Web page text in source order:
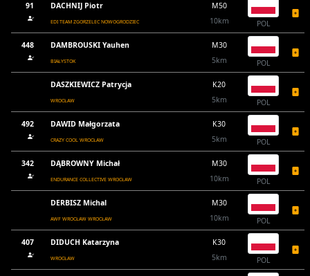
91 DACHNIJ Piotr
EDI TEAM ZGORZELEC NOWOGRODZIEC
M50
10km
POL
448 DAMBROUSKI Yauhen
BIAŁYSTOK
M30
5km
POL
DASZKIEWICZ Patrycja
WROCŁAW
K20
5km
POL
492 DAWID Małgorzata
CRAZY COOL WROCŁAW
K30
5km
POL
342 DĄBROWNY Michał
ENDURANCE COLLECTIVE WROCŁAW
M30
10km
POL
DERBISZ Michal
AWF WROCŁAW WROCŁAW
M30
10km
POL
407 DIDUCH Katarzyna
WROCŁAW
K30
5km
POL